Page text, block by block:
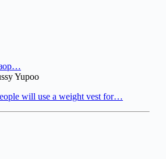
Yupoo
will use a weight vest for…